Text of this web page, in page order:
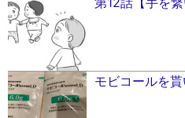
モビコールを